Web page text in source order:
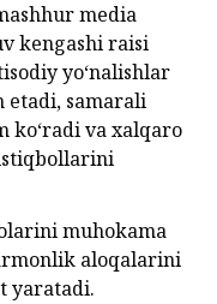
media
kengashi raisi
yo‘nalishlar
etadi, samarali
va xalqaro
muhokama
aloqalarini
yaratadi.